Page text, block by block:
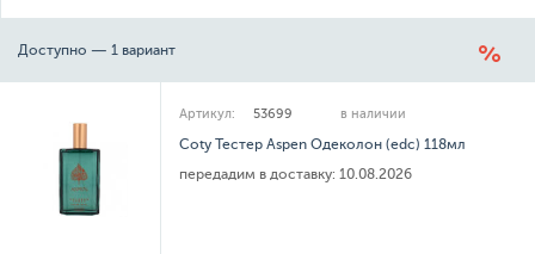
Доступно — 1 вариант
Артикул: 53699 в наличии
Coty Тестер Aspen Одеколон (edc) 118мл
передадим в доставку: 10.08.2026